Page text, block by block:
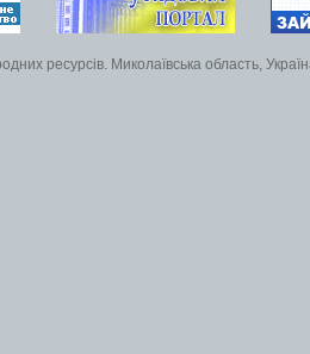
ресурсів. Миколаївська область,